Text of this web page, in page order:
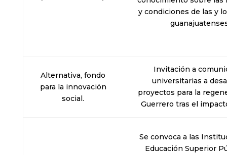
y condiciones de las y
Alternativa, fondo
para la innovación
social.
Invitación a
universitarias a
proyectos para la
Guerrero tras el
Se convoca a las
Educación Superior